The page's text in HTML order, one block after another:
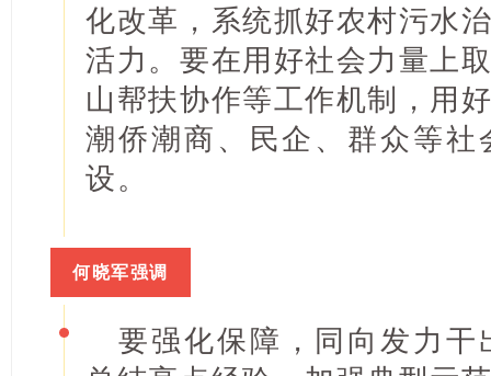
化改革，系统抓好农村污水
活力。要在用好社会力量上
山帮扶协作等工作机制，用
潮侨潮商、民企、群众等
设。
何晓军强调
要强化保障，同向发力